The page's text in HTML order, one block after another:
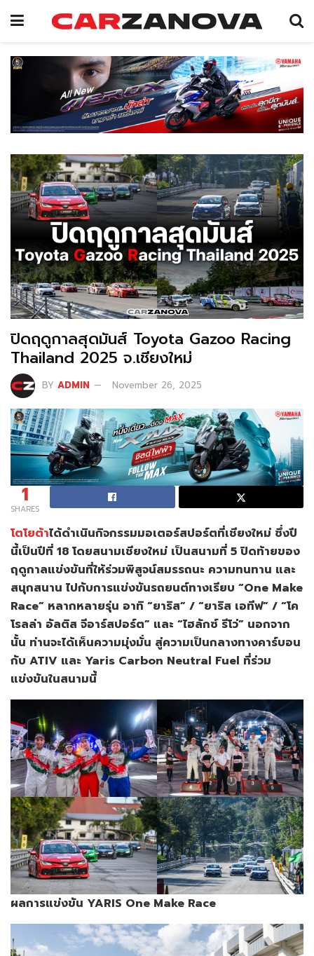
ปิดฤดูกาลสุดมันส์ Toyota Gazoo Racing
Thailand 2025 จ.เชียงใหม่
BY ADMIN November 26, 2025
1
SHARES
โตโยต้าได้ดำเนินกิจกรรมมอเตอร์สปอร์ตที่เชียงใหม่ ซึ่งปี
นี้เป็นปีที่ 18 โดยสนามเชียงใหม่ เป็นสนามที่ 5 ปิดท้ายของ
ฤดูกาลแข่งขันที่ให้ร่วมพิสูจน์สมรรถนะ ความทนทาน และ
สนุกสนาน ไปกับการแข่งขันรถยนต์ทางเรียบ “One Make
Race” หลากหลายรุ่น อาทิ “ยาริส” / “ยาริส เอทีฟ” / “โค
โรลล่า อัลติส จีอาร์สปอร์ต” และ “ไฮลักซ์ รีโว่” นอกจาก
นั้น ท่านจะได้เห็นความมุ่งมั่น สู่ความเป็นกลางทางคาร์บอน
กับ ATIV และ Yaris Carbon Neutral Fuel ที่ร่วม
แข่งขันในสนามนี้
ผลการแข่งขัน YARIS One Make Race